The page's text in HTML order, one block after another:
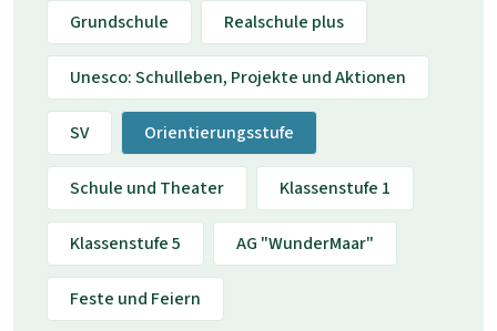
Grundschule Realschule plus
Unesco: Schulleben, Projekte und Aktionen
SV Orientierungsstufe
Schule und Theater Klassenstufe 1
Klassenstufe 5 AG "WunderMaar"
Feste und Feiern